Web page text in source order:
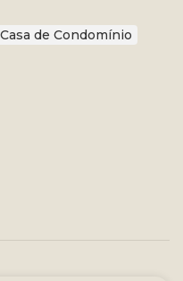
Casa de Condomínio